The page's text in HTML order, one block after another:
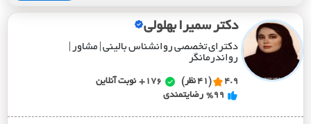
دکتر سمیرا بهلولی
دکترای تخصصی روانشناس بالینی | مشاور |
رواندرمانگر
4.9 (41 نظر) 176+
نوبت آنلاین
%99 رضایتمندی